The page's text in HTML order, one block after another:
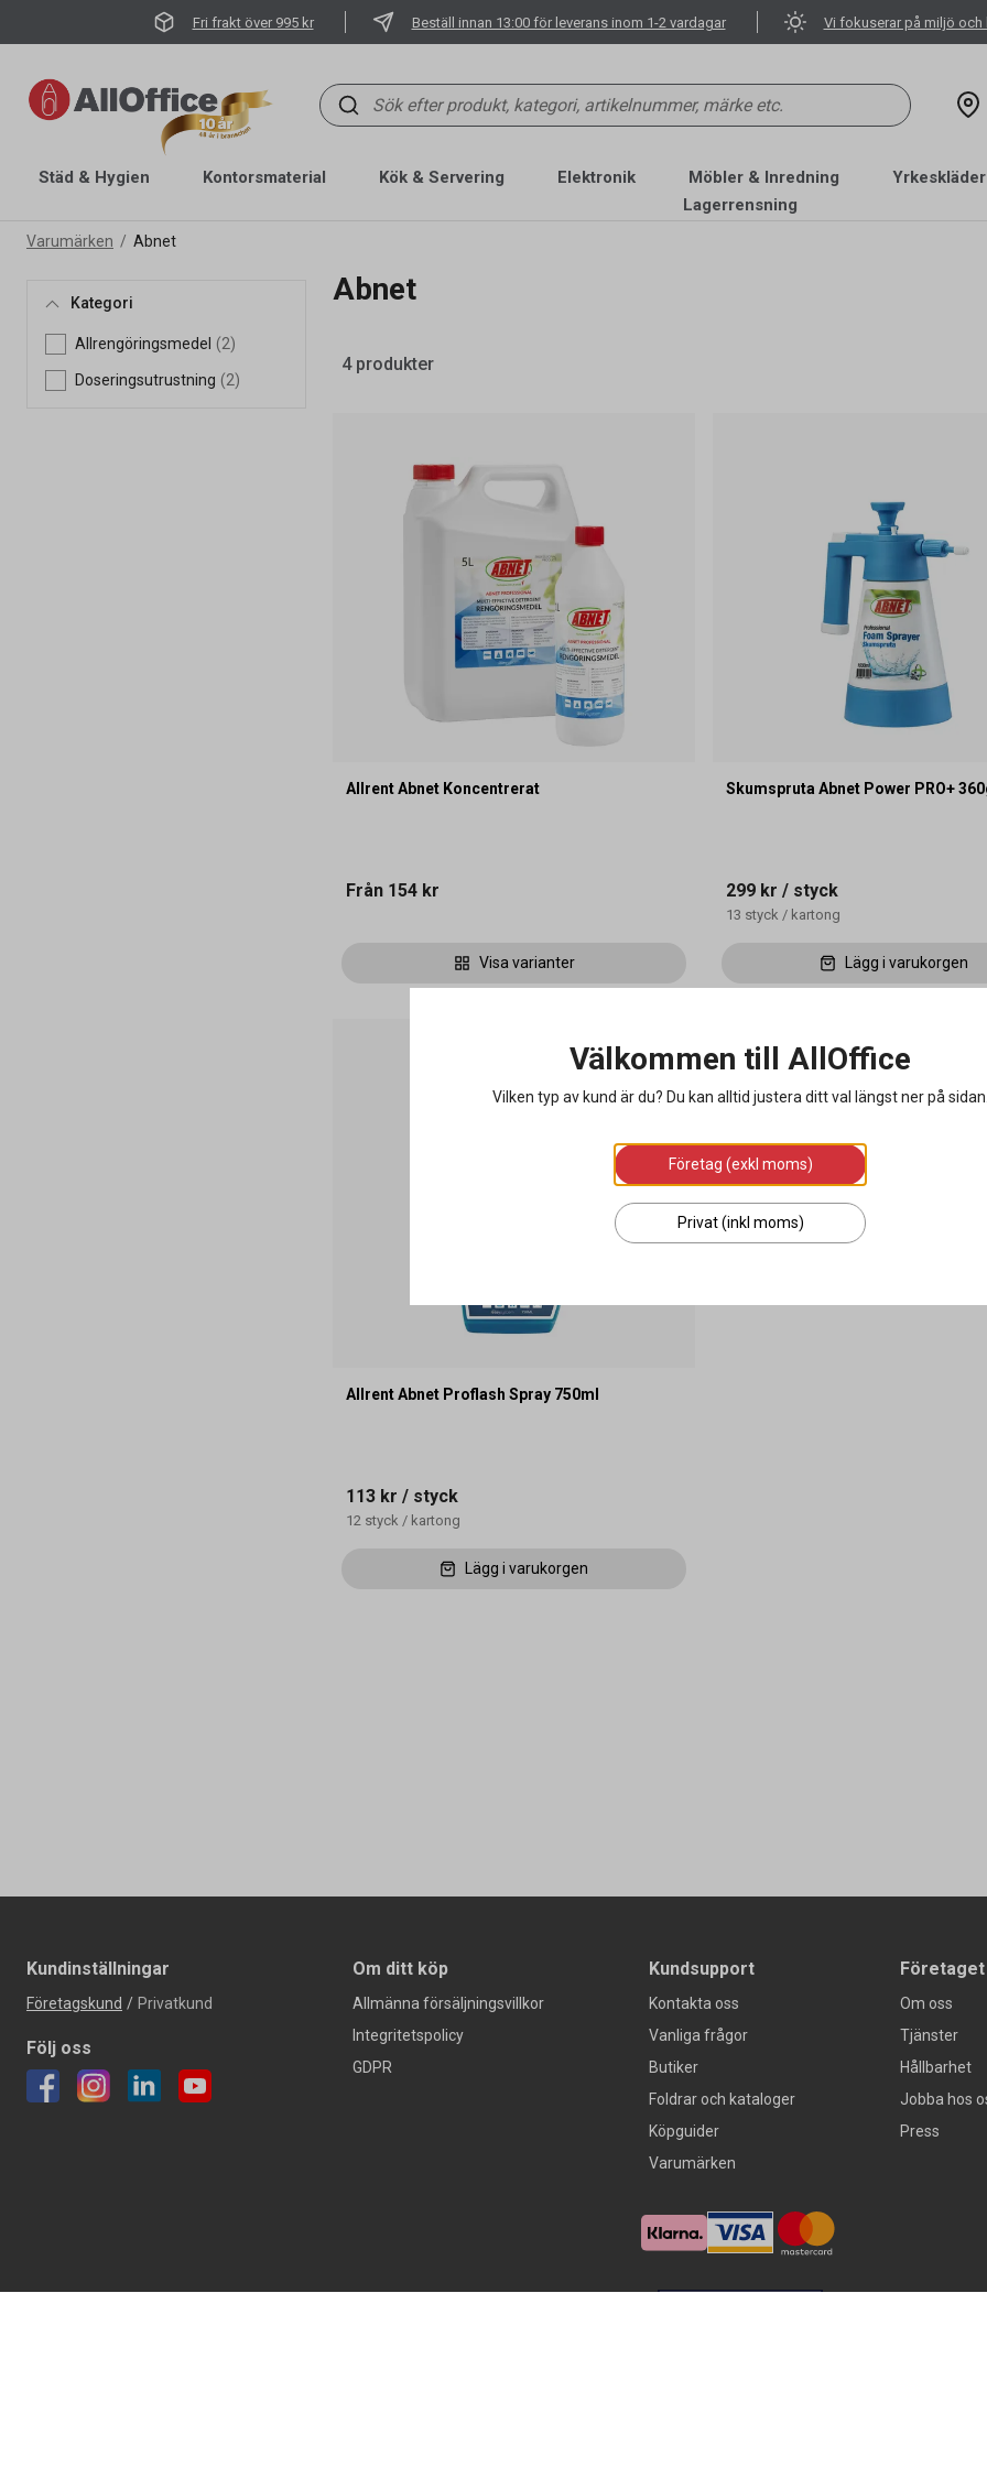
Fri frakt över 995 kr Beställ innan 13:00 för leverans inom 1-2 vardagar Vi fokuserar på miljö och
Städ & Hygien Kontorsmaterial Kök & Servering Elektronik Möbler & Inredning
Lagerrensning
Varumärken Abnet
Kategori
Allrengöringsmedel (2)
Doseringsutrustning (2)
Abnet
4 produkter
Allrent Abnet Koncentrerat
Från 154 kr
Visa varianter
Skumspruta Abnet Power PRO+
299 kr / styck
13 styck / kartong
Lägg i varukorgen
Allrent Abnet Proflash Spray 750ml
113 kr / styck
12 styck / kartong
Lägg i varukorgen
Kundinställningar
Företagskund / Privatkund
Följ oss
Om ditt köp
Allmänna försäljningsvillkor
Integritetspolicy
GDPR
Kundsupport
Kontakta oss
Vanliga frågor
Butiker
Foldrar och kataloger
Köpguider
Varumärken
Företaget
Om oss
Tjänster
Hållbarhet
Jobba hos
Press
Välkommen till AllOffice
Vilken typ av kund är du? Du kan alltid justera ditt val längst ner på
Företag (exkl moms)
Privat (inkl moms)